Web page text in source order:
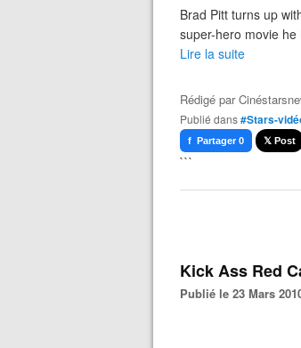
Brad Pitt turns up
super-hero movie
Lire la suite
Rédigé par
Publié dans#Stars-
f Partager 0 𝕏 Post
```
Kick Ass Red
Publié le 23 Mars